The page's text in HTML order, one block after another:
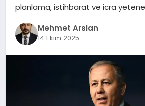
DÜNYA
planlama, istihbarat ve icra
Mehmet Arslan
14 Ekim 2025